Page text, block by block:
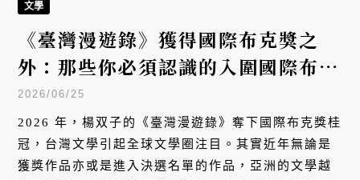
文學
《臺灣漫遊錄》獲得國際布克獎之
外：那些你必須認識的入圍國際布克
獎決選的日韓作家
2026/06/25
2026 年，楊双子的《臺灣漫遊錄》奪下國際布克獎桂
冠，台灣文學引起全球文學圈注目。其實近年無論是
獲獎作品亦或是進入決選名單的作品，亞洲的文學越